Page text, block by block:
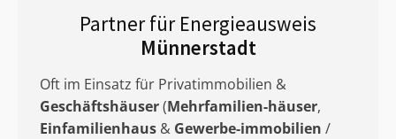
Partner für Energieausweis
Münnerstadt
Oft im Einsatz für Privatimmobilien &
Geschäftshäuser(Mehrfamilien-häuser,
Einfamilienhaus & Gewerbe-immobilien /